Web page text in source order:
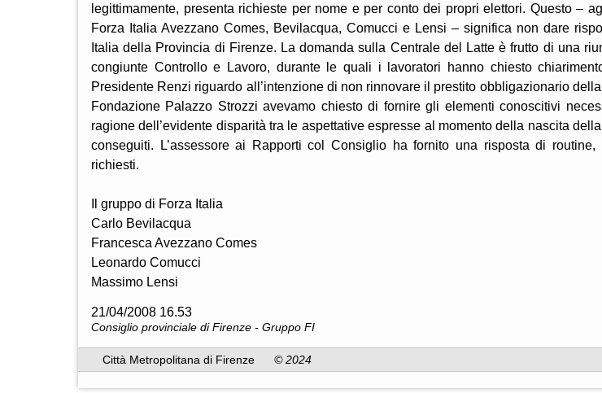
legittimamente, presenta richieste per nome e per conto dei propri elettori. Questo –
Forza Italia Avezzano Comes, Bevilacqua, Comucci e Lensi – significa non dare
Italia della Provincia di Firenze. La domanda sulla Centrale del Latte è frutto di una
congiunte Controllo e Lavoro, durante le quali i lavoratori hanno chiesto
Presidente Renzi riguardo all’intenzione di non rinnovare il prestito obbligazionario
Fondazione Palazzo Strozzi avevamo chiesto di fornire gli elementi conoscitivi
ragione dell’evidente disparità tra le aspettative espresse al momento della nascita
conseguiti. L’assessore ai Rapporti col Consiglio ha fornito una risposta di
richiesti.
Il gruppo di Forza Italia
Carlo Bevilacqua
Francesca Avezzano Comes
Leonardo Comucci
Massimo Lensi
21/04/2008 16.53
Consiglio provinciale di Firenze - Gruppo FI
Città Metropolitana di Firenze © 2024